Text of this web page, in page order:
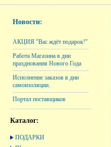
Новости:
АКЦИЯ "Вас ждёт подарок!"
Работа Магазина в дни
празднования Нового Года
Исполнение заказов в дни
самоизоляции.
Портал поставщиков
Каталог:
ПОДАРКИ